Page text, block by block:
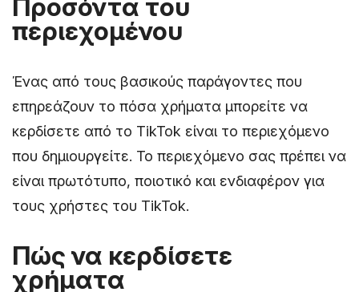
Προσόντα του
περιεχομένου
Ένας από τους βασικούς παράγοντες που
επηρεάζουν το πόσα χρήματα μπορείτε να
κερδίσετε από το TikTok είναι το περιεχόμενο
που δημιουργείτε. Το περιεχόμενο σας πρέπει να
είναι πρωτότυπο, ποιοτικό και ενδιαφέρον για
τους χρήστες του TikTok.
Πώς να κερδίσετε
χρήματα